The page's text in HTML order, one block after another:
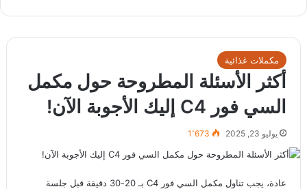
مكملات غذائية
أكثر الأسئلة المطروحة حول مكمل
السي فور C4 إليك الأجوبة الآن!
يوليو 23, 2025 1٬673
عادة، يجب تناول مكمل السي فور C4 بـ 20-30 دقيقة قبل جلسة